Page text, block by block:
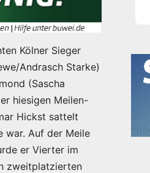
Kölner Sieger
Andrasch Starke)
(Sascha
hiesigen Meilen-
Hickst sattelt
war. Auf der Meile
er Vierter im
zweitplatzierten